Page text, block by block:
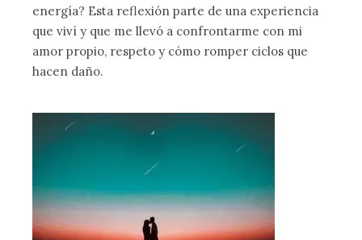
energía? Esta reflexión parte de una experiencia
que viví y que me llevó a confrontarme con mi
amor propio, respeto y cómo romper ciclos que
hacen daño.